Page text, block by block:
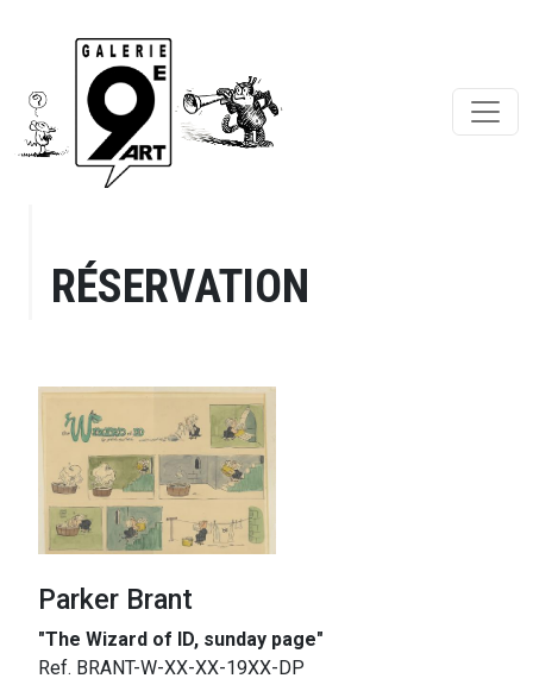
RÉSERVATION
Parker Brant
"The Wizard of ID, sunday page"
Ref. BRANT-W-XX-XX-19XX-DP